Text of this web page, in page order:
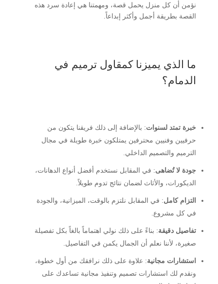
نؤمن أن كل منزل يحمل قصة، ومهمتنا هي إعادة سرد هذه
القصة بطريقة أجمل وأكثر إبداعاً.
ما الذي يميزنا كمقاول ترميم في
الدمام؟
خبرة تمتد لسنوات: بالإضافة إلى ذلك فريقنا يتكون من
حرفيين وفنيين محترفين يمتلكون خبرة طويلة في مجال
الترميم والتصميم الداخلي.
جودة لا تُضاهى: في المقابل نستخدم أفضل أنواع الدهانات،
الديكورات، والأثاث لضمان نتائج تدوم طويلاً.
التزام كامل: في المقابل نلتزم بالوقت، الميزانية، والجودة
في كل مشروع.
تفاصيل دقيقة: بناءً على ذلك نولي اهتماماً بالغاً بكل تفصيلة
صغيرة، لأننا نعلم أن الجمال يكمن في التفاصيل.
استشارات مجانية: علاوة على ذلك نرافقك من أول خطوة،
ونقدم لك استشارات تصميم وتنفيذ مجانية تساعدك على